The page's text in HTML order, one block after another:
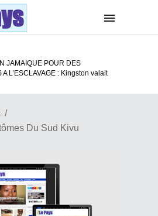
JAMAIQUE POUR DES
L’ESCLAVAGE : Kingston valait
Du Sud Kivu